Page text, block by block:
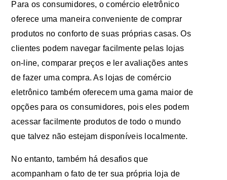
Para os consumidores, o comércio eletrônico
oferece uma maneira conveniente de comprar
produtos no conforto de suas próprias casas. Os
clientes podem navegar facilmente pelas lojas
on-line, comparar preços e ler avaliações antes
de fazer uma compra. As lojas de comércio
eletrônico também oferecem uma gama maior de
opções para os consumidores, pois eles podem
acessar facilmente produtos de todo o mundo
que talvez não estejam disponíveis localmente.
No entanto, também há desafios que
acompanham o fato de ter sua própria loja de